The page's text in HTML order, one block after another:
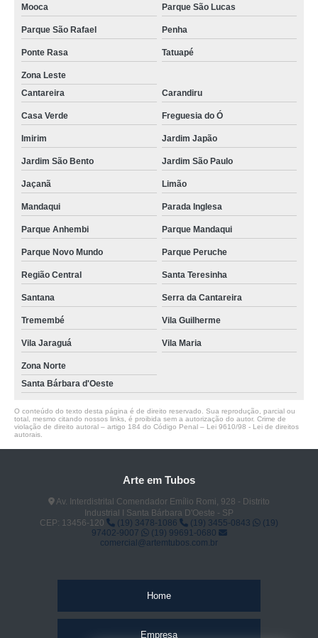
Mooca Parque São Lucas
Parque São Rafael Penha
Ponte Rasa Tatuapé
Zona Leste
Cantareira
Carandiru
Casa Verde Freguesia do Ó
Imirim Jardim Japão
Jardim São Bento Jardim São Paulo
Jaçanã Limão
Mandaqui Parada Inglesa
Parque Anhembi Parque Mandaqui
Parque Novo Mundo Parque Peruche
Região Central Santa Teresinha
Santana Serra da Cantareira
Tremembé Vila Guilherme
Vila Jaraguá Vila Maria
Zona Norte
Santa Bárbara d'Oeste
O conteúdo do texto desta página é de direito reservado. Sua reprodução, parcial ou
total, mesmo citando nossos links, é proibida sem a autorização do autor. Crime de
violação de direito autoral – artigo 184 do Código Penal – Lei 9610/98 - Lei de direitos
autorais
Arte em Tubos
Av. Interdistrital Comendador Emílio Romi, 928 - Distrito
Industrial I Santa Bárbara D'Oeste - SP
CEP: 13456-120
(19) 3478-1086 (19) 3455-0843
(19)
97402-9007
(19) 99691-0680
comercial@artemtubos.com.br
Home
Empresa